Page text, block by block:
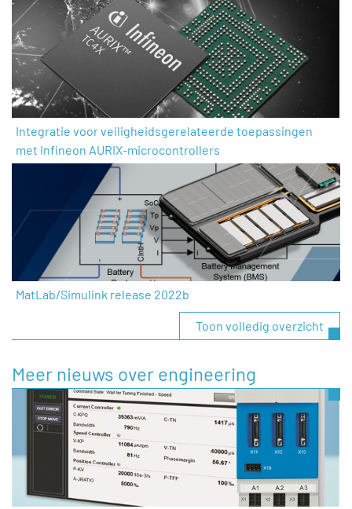
Integratie voor veiligheidsgerelateerde toepassingen
met Infineon AURIX-microcontrollers
MatLab/Simulink release 2022b
Toon volledig overzicht
Meer nieuws over engineering